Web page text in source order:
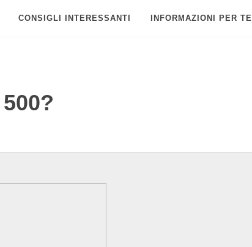
CONSIGLI INTERESSANTI INFORMAZIONI PER TE